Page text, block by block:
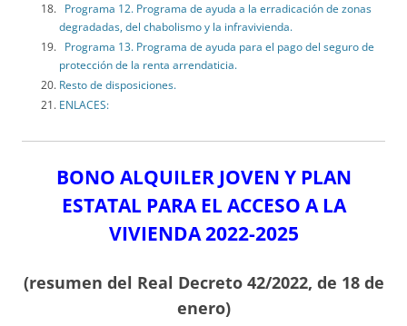
Programa 12. Programa de ayuda a la erradicación de zonas
degradadas, del chabolismo y la infravivienda.
Programa 13. Programa de ayuda para el pago del seguro de
protección de la renta arrendaticia.
Resto de disposiciones.
ENLACES:
BONO ALQUILER JOVEN Y PLAN
ESTATAL PARA EL ACCESO A LA
VIVIENDA 2022-2025
(resumen del Real Decreto 42/2022, de 18 de
enero)